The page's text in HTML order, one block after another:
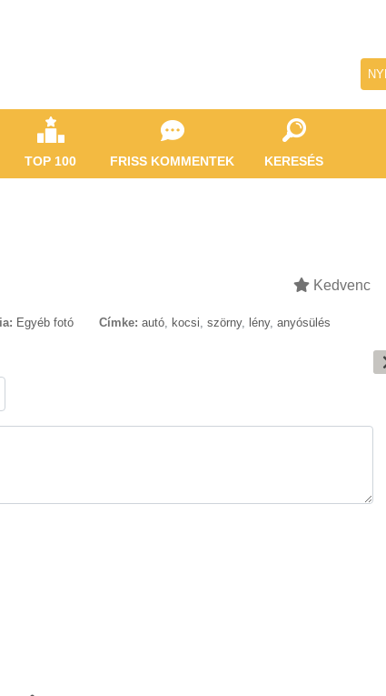
TOP 100 FRISS KOMMENTEK KERESÉS
Kedvenc
Egyéb fotó Címke: autó, kocsi, szörny, lény, anyósülés